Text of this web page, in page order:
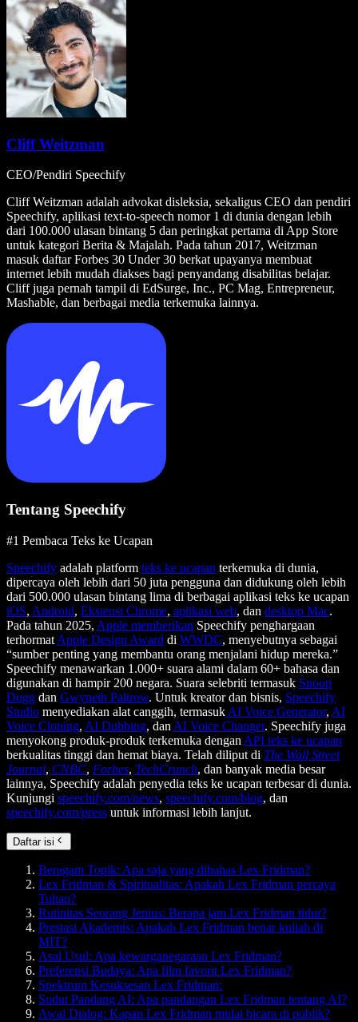
Cliff Weitzman
CEO/Pendiri Speechify
Cliff Weitzman adalah advokat disleksia, sekaligus CEO dan pendiri
Speechify, aplikasi text-to-speech nomor 1 di dunia dengan lebih
dari 100.000 ulasan bintang 5 dan peringkat pertama di App Store
untuk kategori Berita & Majalah. Pada tahun 2017, Weitzman
masuk daftar Forbes 30 Under 30 berkat upayanya membuat
internet lebih mudah diakses bagi penyandang disabilitas belajar.
Cliff juga pernah tampil di EdSurge, Inc., PC Mag, Entrepreneur,
Mashable, dan berbagai media terkemuka lainnya.
Tentang Speechify
#1 Pembaca Teks ke Ucapan
Speechify adalah platform teks ke ucapan terkemuka di dunia,
dipercaya oleh lebih dari 50 juta pengguna dan didukung oleh lebih
dari 500.000 ulasan bintang lima di berbagai aplikasi teks ke ucapan
iOS, Android, Ekstensi Chrome, aplikasi web, dan desktop Mac.
Pada tahun 2025, Apple memberikan Speechify penghargaan
terhormat Apple Design Award di WWDC, menyebutnya sebagai
“sumber penting yang membantu orang menjalani hidup mereka.”
Speechify menawarkan 1.000+ suara alami dalam 60+ bahasa dan
digunakan di hampir 200 negara. Suara selebriti termasuk Snoop
Dogg dan Gwyneth Paltrow. Untuk kreator dan bisnis, Speechify
Studio menyediakan alat canggih, termasuk AI Voice Generator, AI
Voice Cloning, AI Dubbing, dan AI Voice Changer. Speechify juga
menyokong produk-produk terkemuka dengan API teks ke ucapan
berkualitas tinggi dan hemat biaya. Telah diliput di The Wall Street
Journal, CNBC, Forbes, TechCrunch, dan banyak media besar
lainnya, Speechify adalah penyedia teks ke ucapan terbesar di dunia.
Kunjungi speechify.com/news, speechify.com/blog, dan
speechify.com/press untuk informasi lebih lanjut.
Daftar isi
Beragam Topik: Apa saja yang dibahas Lex Fridman?
Lex Fridman & Spiritualitas: Apakah Lex Fridman percaya
Tuhan?
Rutinitas Seorang Jenius: Berapa jam Lex Fridman tidur?
Prestasi Akademis: Apakah Lex Fridman benar kuliah di
MIT?
Asal Usul: Apa kewarganegaraan Lex Fridman?
Preferensi Budaya: Apa film favorit Lex Fridman?
Spektrum Kesuksesan Lex Fridman:
Sudut Pandang AI: Apa pandangan Lex Fridman tentang AI?
Awal Dialog: Kapan Lex Fridman mulai bicara di publik?